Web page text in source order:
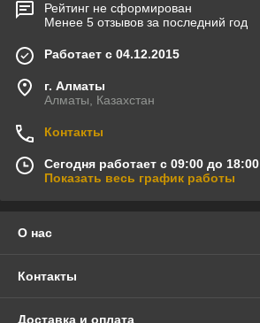
Рейтинг не сформирован
Менее 5 отзывов за последний год
Работает с 04.12.2015
г. Алматы
Алматы, Казахстан
Контакты
Сегодня работает с 09:00 до 18:00
Показать весь график работы
О нас
Контакты
Доставка и оплата